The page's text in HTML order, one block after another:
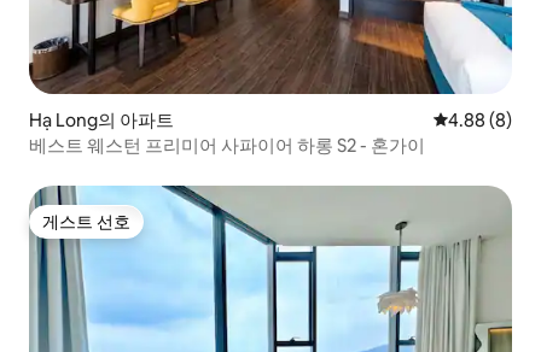
Hạ Long의 아파트 평점 4.88점
4.88 (8)
베스트 웨스턴 프리미어 사파이어 하롱 S2 - 혼가이
게스트 선호
게스트 선호